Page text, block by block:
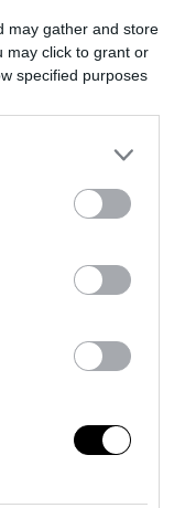
may gather and store
may click to grant or
specified purposes